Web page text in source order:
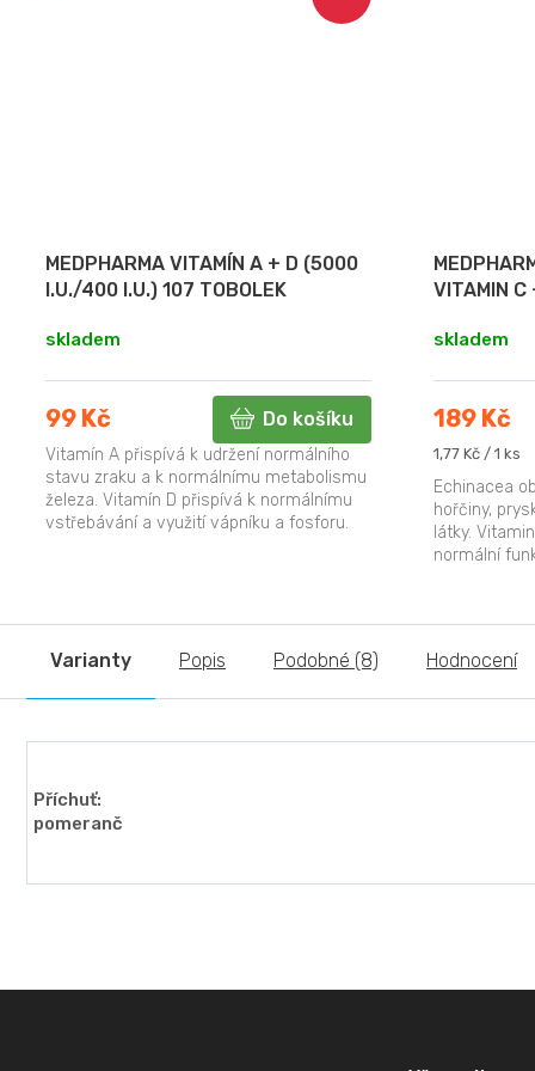
MEDPHARMA VITAMÍN A + D (5000
I.U./400 I.U.) 107 TOBOLEK
skladem
99 Kč Do košíku
Vitamín A přispívá k udržení normálního
stavu zraku a k normálnímu metabolismu
železa. Vitamín D přispívá k normálnímu
vstřebávání a využití vápníku a fosforu.
VITAMIN C
skladem
189 Kč
Měrná
1,77 Kč / 1 ks
Echinacea
hořčiny,
látky.
normální
Varianty Popis Podobné (8) Hodnocení
Příchuť:
pomeranč